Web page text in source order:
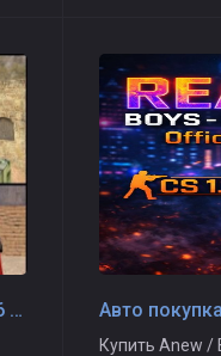
Красно синие STEAM модели игроков CS 1.6 чист WarGods Авто
Купить Anew